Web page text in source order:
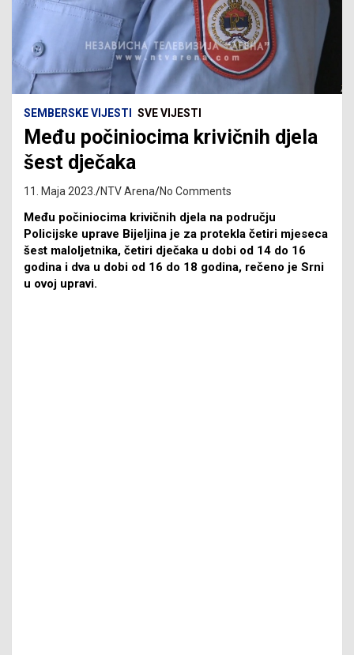
SEMBERSKE VIJESTI SVE VIJESTI
Među počiniocima krivičnih djela
šest dječaka
11. Maja 2023. NTV Arena No Comments
Među počiniocima krivičnih djela na području
Policijske uprave Bijeljina je za protekla četiri mjeseca
šest maloljetnika, četiri dječaka u dobi od 14 do 16
godina i dva u dobi od 16 do 18 godina, rečeno je Srni
u ovoj upravi.